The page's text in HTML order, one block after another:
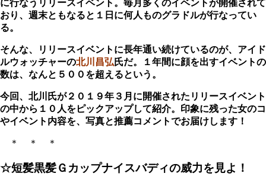
に行なうリリースイベント。毎月多くのイベントが開催されて
おり、週末ともなると１日に何人ものグラドルが行なってい
る。
そんな、リリースイベントに長年通い続けているのが、アイド
ルウォッチャーの北川昌弘氏だ。１年間に顔を出すイベントの
数は、なんと５００を超えるという。
今回、北川氏が２０１９年３月に開催されたリリースイベント
の中から１０人をピックアップして紹介。印象に残った女のコ
やイベント内容を、写真と推薦コメントでお届けします！
＊ ＊ ＊
☆短髪黒髪Ｇカップナイスバディの威力を見よ！